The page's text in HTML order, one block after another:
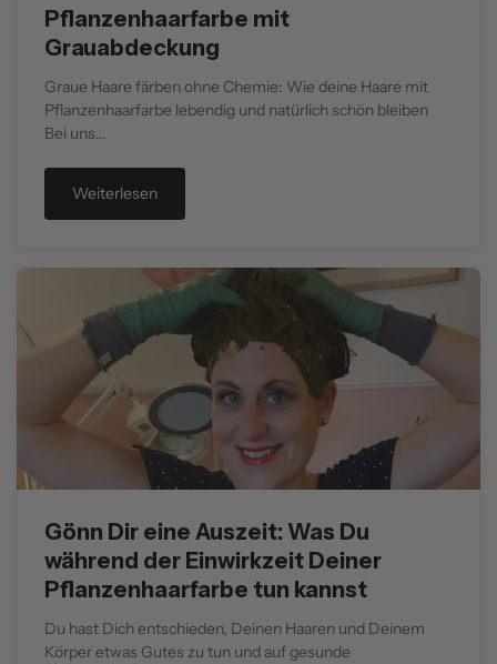
Pflanzenhaarfarbe mit
Grauabdeckung
Graue Haare färben ohne Chemie: Wie deine Haare mit
Pflanzenhaarfarbe lebendig und natürlich schön bleiben
Bei uns...
Weiterlesen
Gönn Dir eine Auszeit: Was Du
während der Einwirkzeit Deiner
Pflanzenhaarfarbe tun kannst
Du hast Dich entschieden, Deinen Haaren und Deinem
Körper etwas Gutes zu tun und auf gesunde